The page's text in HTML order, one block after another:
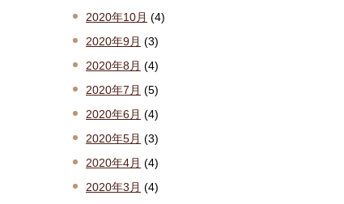
2020年10月 (4)
2020年9月 (3)
2020年8月 (4)
2020年7月 (5)
2020年6月 (4)
2020年5月 (3)
2020年4月 (4)
2020年3月 (4)